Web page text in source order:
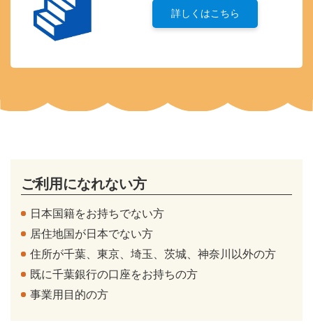
詳しくはこちら
ご利用になれない方
日本国籍をお持ちでない方
居住地国が日本でない方
住所が千葉、東京、埼玉、茨城、神奈川以外の方
既に千葉銀行の口座をお持ちの方
事業用目的の方